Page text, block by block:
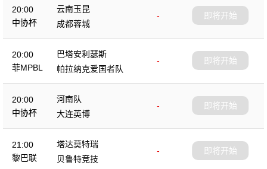
20:00
中协杯
云南玉昆
-
成都蓉城
即将开始
20:00
菲MPBL
巴塔安利瑟斯
-
帕拉纳克爱国者队
即将开始
20:00
中协杯
河南队
-
大连英博
即将开始
21:00
黎巴联
塔达莫特瑞
-
贝鲁特竞技
即将开始